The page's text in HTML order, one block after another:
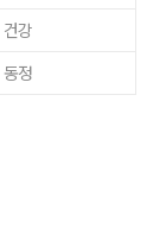
건강
동정